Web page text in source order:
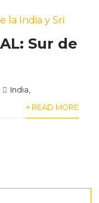
Sur de
India
+ READ MORE